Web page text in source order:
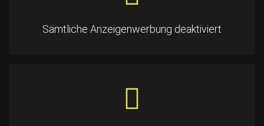
Sämtliche Anzeigenwerbung deaktiviert